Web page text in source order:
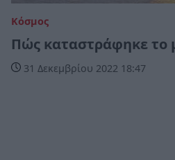
Κόσμος
Πώς καταστράφηκε το
31 Δεκεμβρίου 2022 18:47